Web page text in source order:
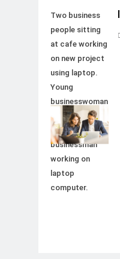
Two business
people sitting
at cafe working
on new project
using laptop.
Young
businesswoman
taking notes
and
businessman
working on
laptop
computer.